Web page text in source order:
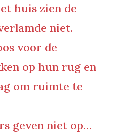
huis zien de
niet.
voor de
op hun rug en
om ruimte te
geven niet op…